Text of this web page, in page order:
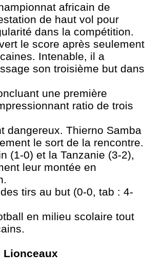
africain de
de haut vol pour
dans la compétition.
le score après seulement
Intenable, il a
son troisième but dans
une première
ratio de trois
dangereux. Thierno Samba
le sort de la rencontre.
(1-0) et la Tanzanie (3-2),
leur montée en
tirs au but (0-0, tab : 4-
en milieu scolaire tout
Lionceaux